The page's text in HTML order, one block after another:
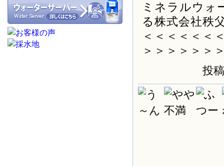
ミネラルウォ
る株式会社秩
＜＜＜＜＜＜
＞＞＞＞＞＞
投